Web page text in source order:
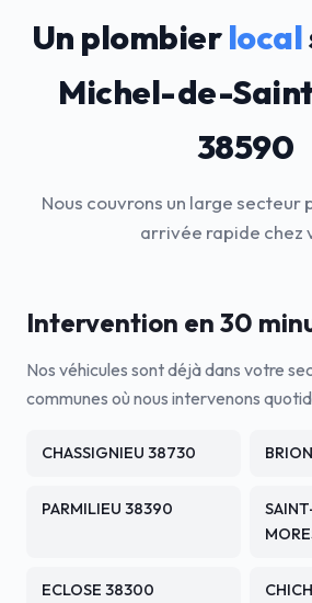
Un plombierlocal
Michel-de-
38590
Nous couvrons un large secteur
arrivée rapide chez
Intervention en 30
Nos véhicules sont déjà dans votre
communes où nous intervenons
CHASSIGNIEU 38730
PARMILIEU 38390
ECLOSE 38300